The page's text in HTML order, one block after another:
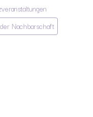
Nachbarschaft